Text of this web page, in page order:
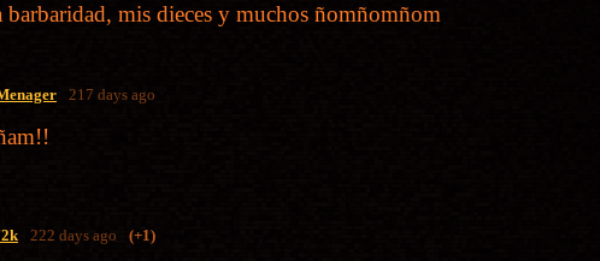
barbaridad, mis dieces y muchos ñomñomñom
217 days ago
222 days ago (+1)